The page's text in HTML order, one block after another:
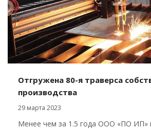
Отгружена 80-я траверса
производства
29 марта 2023
Менее чем за 1.5 года ООО «ПО ИП»